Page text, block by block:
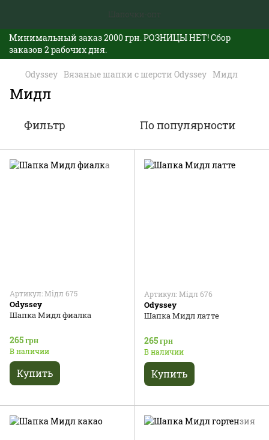
Минимальный заказ 2000 грн. РОЗНИЦЫ НЕТ! Сбор
заказов 2 рабочих дня.
Odyssey Вязаные шапки с шерсти Odyssey Мидл
Мидл
Фильтр По популярности
Артикул: Мідл 675
Odyssey
Шапка Мидл фиалка
265 грн
В наличии
Купить
Артикул: Мідл 676
Odyssey
Шапка Мидл латте
265 грн
В наличии
Купить